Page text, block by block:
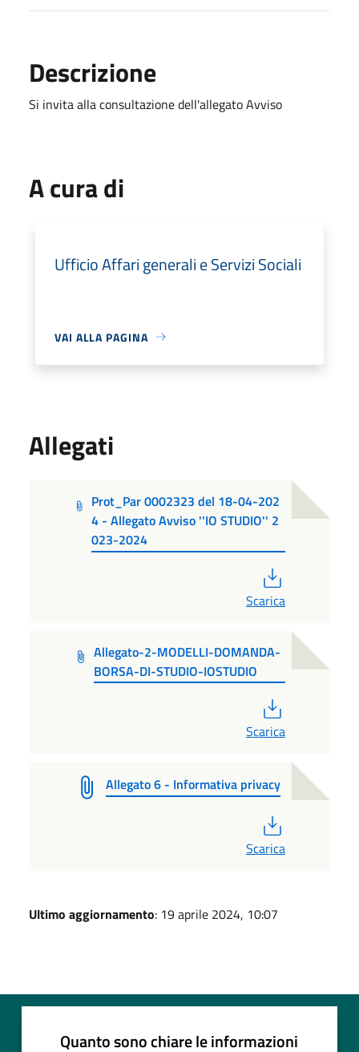
Descrizione
Si invita alla consultazione dell'allegato Avviso
A cura di
Ufficio Affari generali e Servizi Sociali
VAI ALLA PAGINA
Allegati
Prot_Par 0002323 del 18-04-202
4 - Allegato Avviso ''IO STUDIO'' 2
023-2024
Scarica
Allegato-2-MODELLI-DOMANDA-
BORSA-DI-STUDIO-IOSTUDIO
Scarica
Allegato 6 - Informativa privacy
Scarica
Ultimo aggiornamento: 19 aprile 2024, 10:07
Quanto sono chiare le informazioni